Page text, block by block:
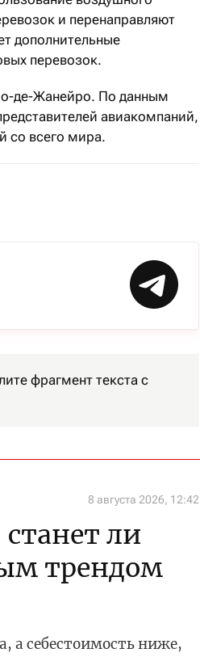
и перенаправляют
дополнительные
перевозок.
де-Жанейро. По данным
авиакомпаний,
со всего мира.
фрагмент текста с
8 августа 2026, 12:42
ли
трендом
а себестоимость ниже,